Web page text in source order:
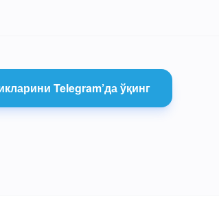
Telegram’да ўқинг